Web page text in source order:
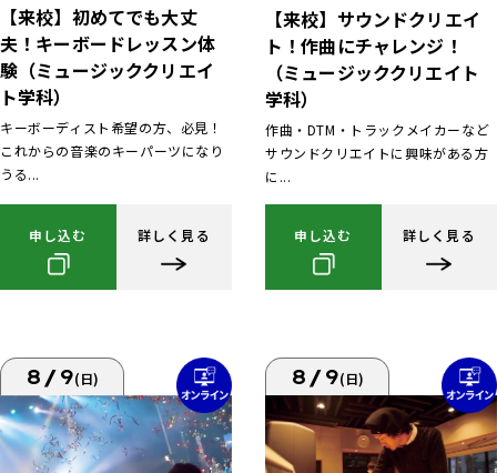
【来校】初めてでも大丈
夫！キーボードレッスン体
験（ミュージッククリエイ
ト学科）
キーボーディスト希望の方、必見！
これからの音楽のキーパーツになり
うる...
申し込む 詳しく見る
【来校】サウンドクリエイ
ト！作曲にチャレンジ！
（ミュージッククリエイト
学科）
作曲・DTM・トラックメイカーなど
サウンドクリエイトに興味がある方
に...
申し込む 詳しく見る
8/9(日) 8/9(日)